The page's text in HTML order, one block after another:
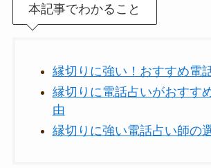
本記事でわかること
縁切りに強い！おすすめ電
縁切りに電話占いがおすす
由
縁切りに強い電話占い師の